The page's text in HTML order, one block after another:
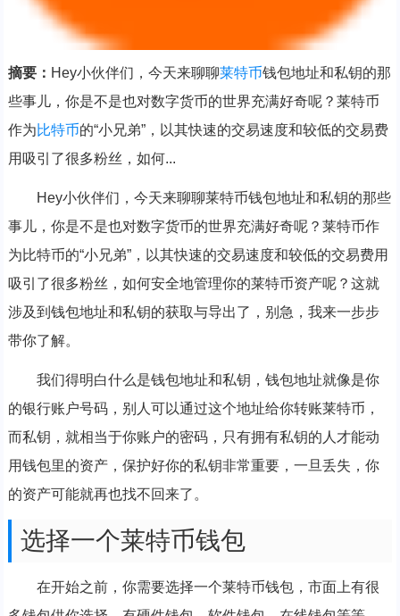
摘要： Hey小伙伴们，今天来聊聊莱特币钱包地址和私钥的那
些事儿，你是不是也对数字货币的世界充满好奇呢？莱特币
作为比特币的“小兄弟”，以其快速的交易速度和较低的交易费
用吸引了很多粉丝，如何...
Hey小伙伴们，今天来聊聊莱特币钱包地址和私钥的那些
事儿，你是不是也对数字货币的世界充满好奇呢？莱特币作
为比特币的“小兄弟”，以其快速的交易速度和较低的交易费用
吸引了很多粉丝，如何安全地管理你的莱特币资产呢？这就
涉及到钱包地址和私钥的获取与导出了，别急，我来一步步
带你了解。
我们得明白什么是钱包地址和私钥，钱包地址就像是你
的银行账户号码，别人可以通过这个地址给你转账莱特币，
而私钥，就相当于你账户的密码，只有拥有私钥的人才能动
用钱包里的资产，保护好你的私钥非常重要，一旦丢失，你
的资产可能就再也找不回来了。
选择一个莱特币钱包
在开始之前，你需要选择一个莱特币钱包，市面上有很